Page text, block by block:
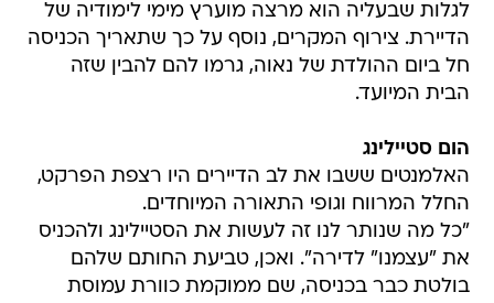
לגלות שבעליה הוא מרצה מוערץ מימי לימודיה של
הדיירת. צירוף המקרים, נוסף על כך שתאריך הכניסה
חל ביום ההולדת של נאוה, גרמו להם להבין שזה
הבית המיועד.
הום סטיילינג
האלמנטים ששבו את לב הדיירים היו רצפת הפרקט,
החלל המרווח וגופי התאורה המיוחדים.
"כל מה שנותר לנו זה לעשות את הסטיילינג ולהכניס
את "עצמנו" לדירה". ואכן, טביעת החותם שלהם
בולטת כבר בכניסה, שם ממוקמת כוורת עמוסת